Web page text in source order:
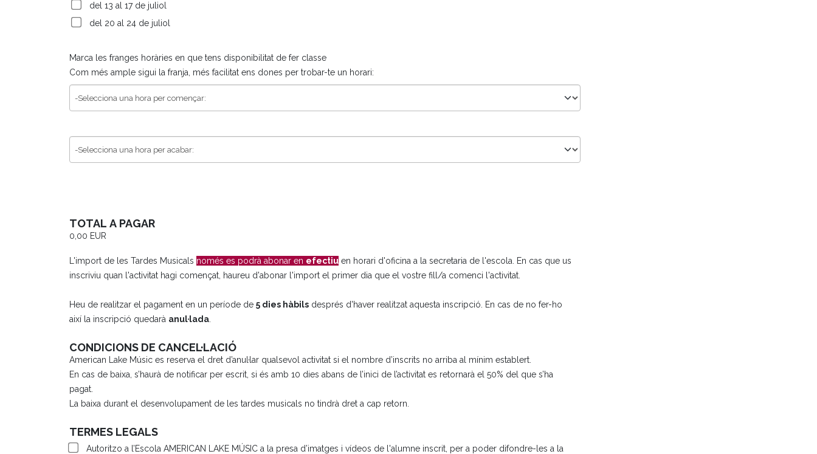
del 13 al 17 de juliol
del 20 al 24 de juliol
Marca les franges horàries en que tens disponibilitat de fer classe
Com més ample sigui la franja, més facilitat ens dones per trobar-te un horari:
TOTAL A PAGAR
0,00 EUR
L'import de les Tardes Musicals només es podrà abonar en efectiu en horari d'oficina a la secretaria de l'escola. En cas que us
inscriviu quan l'activitat hagi començat, haureu d'abonar l'import el primer dia que el vostre fill/a comenci l'activitat.
Heu de realitzar el pagament en un període de 5 dies hàbils després d'haver realitzat aquesta inscripció. En cas de no fer-ho
així la inscripció quedarà anul·lada
CONDICIONS DE CANCEL·LACIÓ
American Lake Músic es reserva el dret d’anul·lar qualsevol activitat si el nombre d’inscrits no arriba al mínim establert.
En cas de baixa, s’haurà de notificar per escrit, si és amb 10 dies abans de l’inici de l’activitat es retornarà el 50% del que s’ha
pagat.
La baixa durant el desenvolupament de les tardes musicals no tindrà dret a cap retorn.
TERMES LEGALS
Autoritzo a l’Escola AMERICAN LAKE MÚSIC a la presa d’imatges i vídeos de l'alumne inscrit, per a poder difondre-les a la